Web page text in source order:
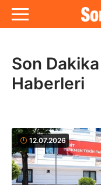
Son
Haberleri
12.07.2026